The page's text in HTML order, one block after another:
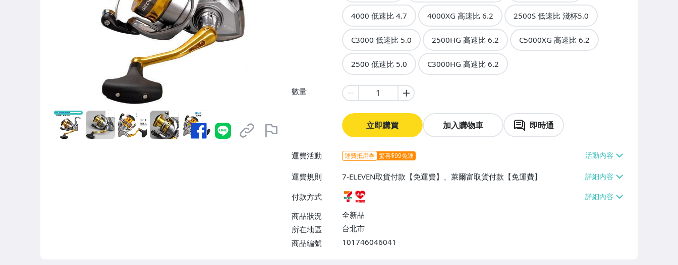
4000 低速比 4.7 4000XG 高速比 6.2 2500S 低速比 淺杯5.0
C3000 低速比 5.0 2500HG 高速比 6.2 C5000XG 高速比 6.2
2500 低速比 5.0 C3000HG 高速比 6.2
數量
立即購買 加入購物車 即時通
運費活動 運費抵用券 驚喜$99免運
運費規則
7-ELEVEN取貨付款【免運費】、萊爾富取貨付款【免運費】
付款方式
商品狀況
全新品
所在地區
台北市
商品編號
101746046041
相機、攝影與周邊
運動、戶外與休閒
汽機車精品百貨
居家、家具與園藝
玩具、模型與公仔
男性精品與服飾